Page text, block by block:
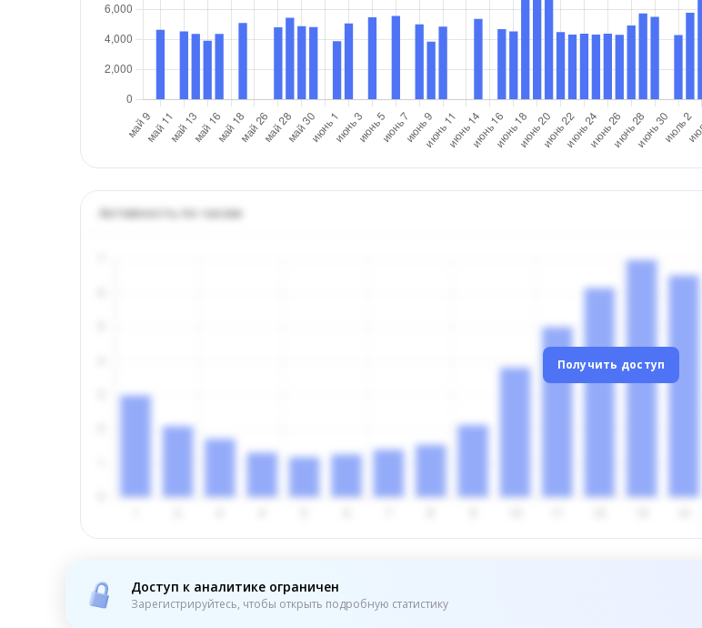
Активность по часам
Получить доступ
Доступ к аналитике ограничен
Зарегистрируйтесь, чтобы открыть подробную статистику